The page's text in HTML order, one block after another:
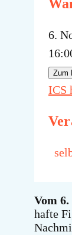
6.
Zum
ICS
Vom
hafte